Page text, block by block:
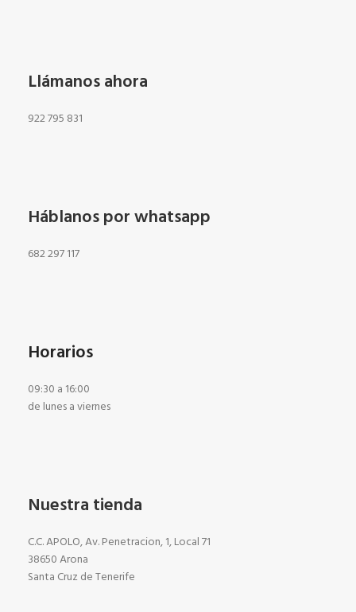
Llámanos ahora
922 795 831
Háblanos por whatsapp
682 297 117
Horarios
09:30 a 16:00
de lunes a viernes
Nuestra tienda
C.C. APOLO, Av. Penetracion, 1, Local 71
38650 Arona
Santa Cruz de Tenerife